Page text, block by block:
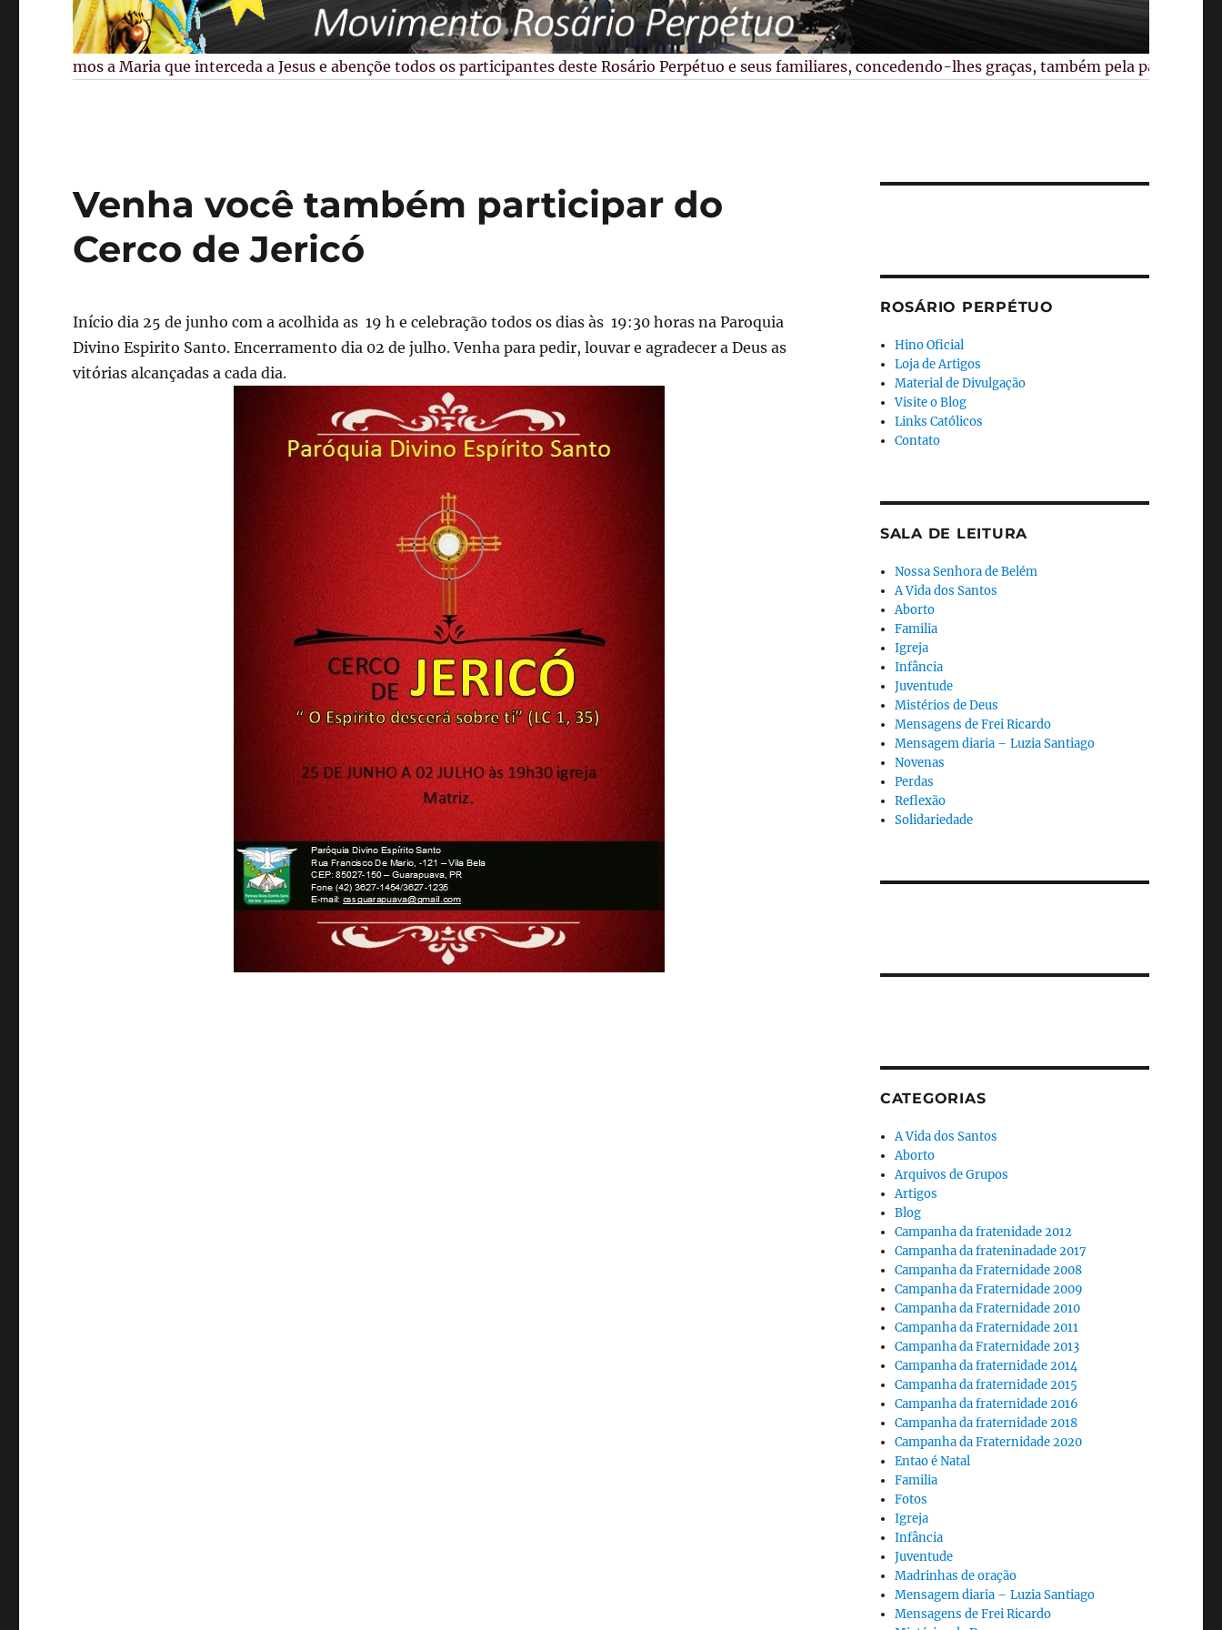
Pedimos a Maria que interceda a Jesus e abençõe todos os participantes deste Rosário Perpétuo e seus familiares, concedendo-lhes graças, também pela paz no
Venha você também participar do
Cerco de Jericó
Início dia 25 de junho com a acolhida as 19 h e celebração todos os dias às 19:30 horas na Paroquia
Divino Espirito Santo. Encerramento dia 02 de julho. Venha para pedir, louvar e agradecer a Deus as
vitórias alcançadas a cada dia.
ROSÁRIO PERPÉTUO
Hino Oficial
Loja de Artigos
Material de Divulgação
Visite o Blog
Links Católicos
Contato
SALA DE LEITURA
Nossa Senhora de Belém
A Vida dos Santos
Aborto
Familia
Igreja
Infância
Juventude
Mistérios de Deus
Mensagens de Frei Ricardo
Mensagem diaria – Luzia Santiago
Novenas
Perdas
Reflexão
Solidariedade
CATEGORIAS
A Vida dos Santos
Aborto
Arquivos de Grupos
Artigos
Blog
Campanha da fratenidade 2012
Campanha da frateninadade 2017
Campanha da Fraternidade 2008
Campanha da Fraternidade 2009
Campanha da Fraternidade 2010
Campanha da Fraternidade 2011
Campanha da Fraternidade 2013
Campanha da fraternidade 2014
Campanha da fraternidade 2015
Campanha da fraternidade 2016
Campanha da fraternidade 2018
Campanha da Fraternidade 2020
Entao é Natal
Familia
Fotos
Igreja
Infância
Juventude
Madrinhas de oração
Mensagem diaria – Luzia Santiago
Mensagens de Frei Ricardo